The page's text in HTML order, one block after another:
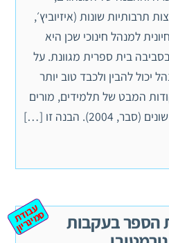
תרבותיות שונות (איזיוביץ׳,
חיונית למנהל חינוכי שכן היא
בית ספרית מגוונת. על
יכול להבין ולכבד טוב יותר
המבט של תלמידים, מורים
הבנה זו […]
הספר בעקבות
ע
ב
וד
ת
ס
מ
ינ
ר
יון